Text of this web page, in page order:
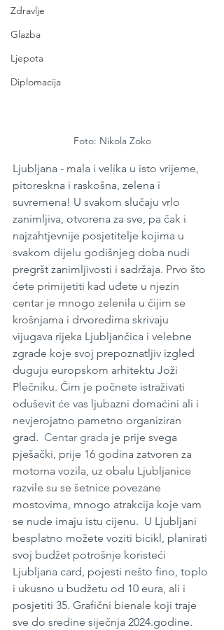
Zdravlje
Glazba
Ljepota
Diplomacija
Foto: Nikola Zoko
Ljubljana - mala i velika u isto vrijeme,
pitoreskna i raskošna, zelena i
suvremena! U svakom slučaju vrlo
zanimljiva, otvorena za sve, pa čak i
najzahtjevnije posjetitelje kojima u
svakom dijelu godišnjeg doba nudi
pregršt zanimljivosti i sadržaja. Prvo što
ćete primijetiti kad uđete u njezin
centar je mnogo zelenila u čijim se
krošnjama i drvoredima skrivaju
vijugava rijeka Ljubljančica i velebne
zgrade koje svoj prepoznatljiv izgled
duguju europskom arhitektu Joži
Plečniku. Čim je počnete istraživati
oduševit će vas ljubazni domaćini ali i
nevjerojatno pametno organiziran
grad. Centar grada je prije svega
pješački, prije 16 godina zatvoren za
motorna vozila, uz obalu Ljubljanice
razvile su se šetnice povezane
mostovima, mnogo atrakcija koje vam
se nude imaju istu cijenu.  U Ljubljani
besplatno možete voziti bicikl, planirati
svoj budžet potrošnje koristeći
Ljubljana card, pojesti nešto fino, toplo
i ukusno u budžetu od 10 eura, ali i
posjetiti 35. Grafični bienale koji traje
sve do sredine siječnja 2024.godine.